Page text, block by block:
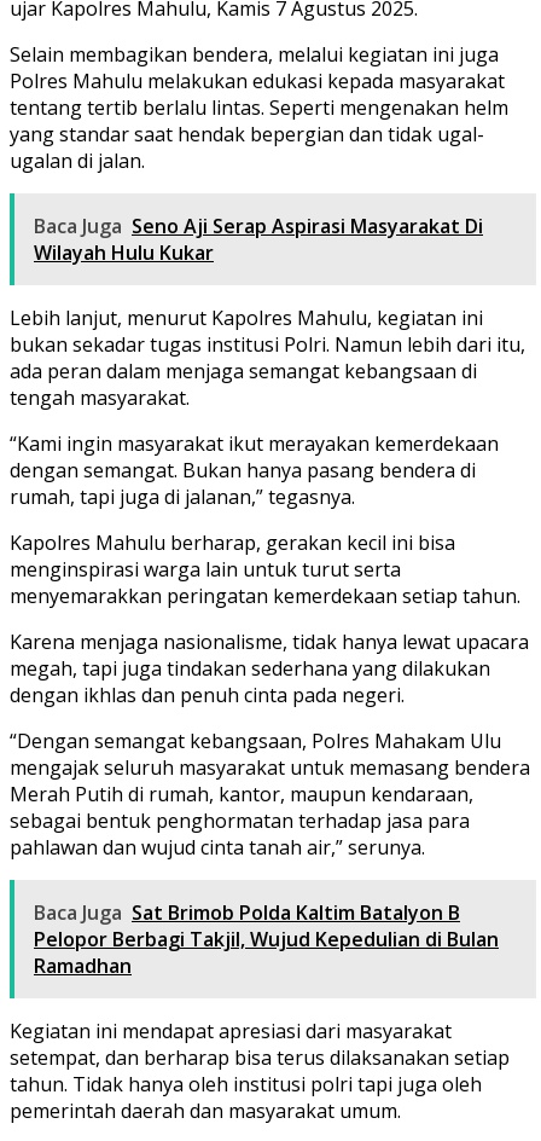
ujar Kapolres Mahulu, Kamis 7 Agustus 2025.
Selain membagikan bendera, melalui kegiatan ini juga
Polres Mahulu melakukan edukasi kepada masyarakat
tentang tertib berlalu lintas. Seperti mengenakan helm
yang standar saat hendak bepergian dan tidak ugal-
ugalan di jalan.
Baca Juga Seno Aji Serap Aspirasi Masyarakat Di
Wilayah Hulu Kukar
Lebih lanjut, menurut Kapolres Mahulu, kegiatan ini
bukan sekadar tugas institusi Polri. Namun lebih dari itu,
ada peran dalam menjaga semangat kebangsaan di
tengah masyarakat.
“Kami ingin masyarakat ikut merayakan kemerdekaan
dengan semangat. Bukan hanya pasang bendera di
rumah, tapi juga di jalanan,” tegasnya.
Kapolres Mahulu berharap, gerakan kecil ini bisa
menginspirasi warga lain untuk turut serta
menyemarakkan peringatan kemerdekaan setiap tahun.
Karena menjaga nasionalisme, tidak hanya lewat upacara
megah, tapi juga tindakan sederhana yang dilakukan
dengan ikhlas dan penuh cinta pada negeri.
“Dengan semangat kebangsaan, Polres Mahakam Ulu
mengajak seluruh masyarakat untuk memasang bendera
Merah Putih di rumah, kantor, maupun kendaraan,
sebagai bentuk penghormatan terhadap jasa para
pahlawan dan wujud cinta tanah air,” serunya.
Baca Juga Sat Brimob Polda Kaltim Batalyon B
Pelopor Berbagi Takjil, Wujud Kepedulian di Bulan
Ramadhan
Kegiatan ini mendapat apresiasi dari masyarakat
setempat, dan berharap bisa terus dilaksanakan setiap
tahun. Tidak hanya oleh institusi polri tapi juga oleh
pemerintah daerah dan masyarakat umum.